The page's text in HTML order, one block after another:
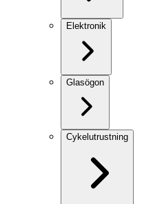
Elektronik
Glasögon
Cykelutrustning